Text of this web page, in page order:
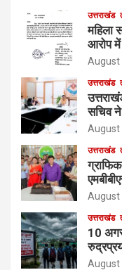
उत्तराखंड
महिला
आरोप
August
उत्तराखंड
सचिव
August
उत्तराखंड
August
उत्तराखंड
10
August